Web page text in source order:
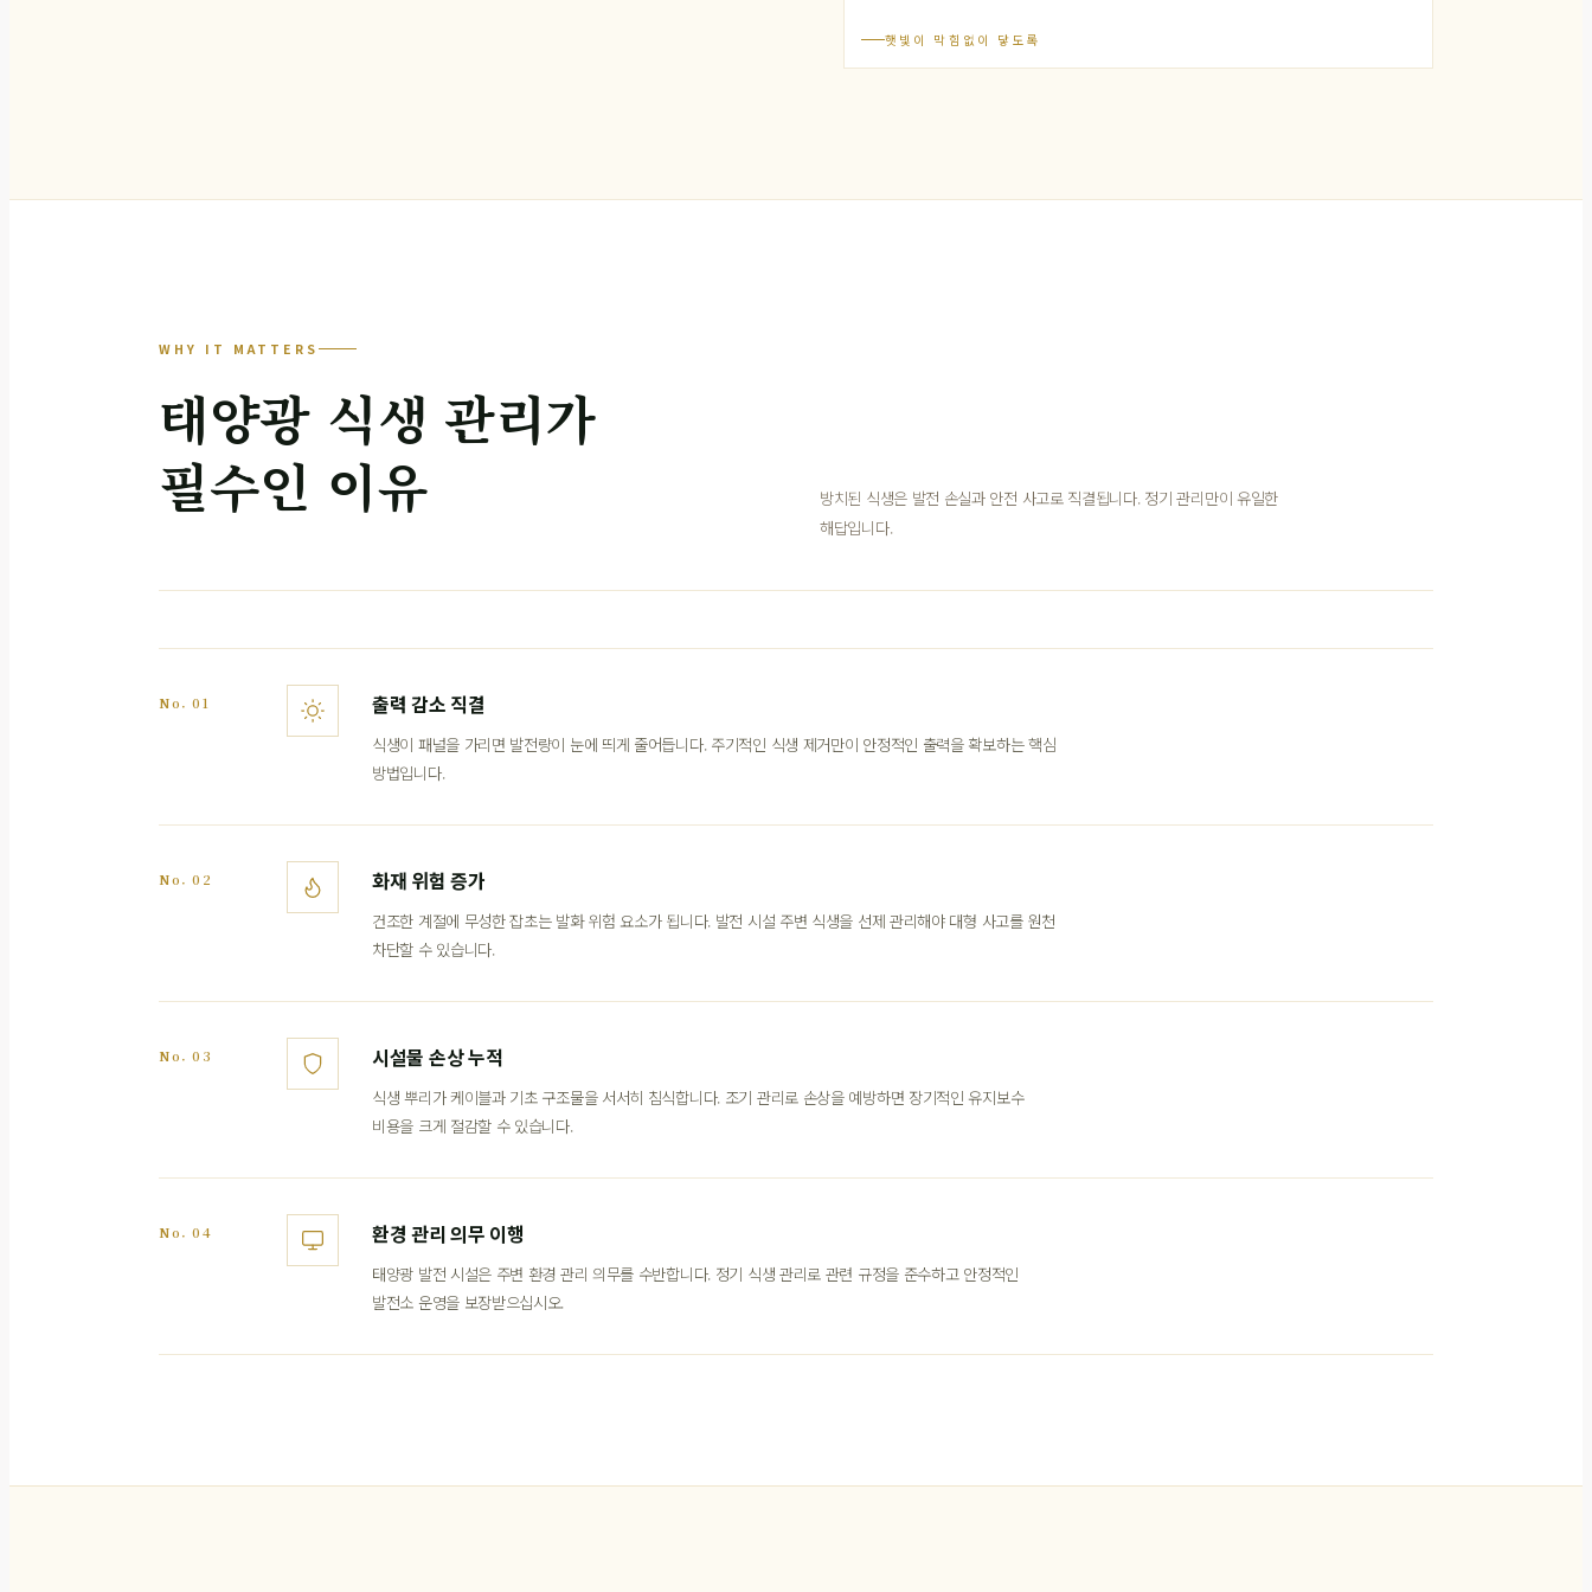
햇빛이 막힘없이 닿도록
WHY IT MATTERS
태양광 식생 관리가
필수인 이유
방치된 식생은 발전 손실과 안전 사고로 직결됩니다. 정기 관리만이 유일한
해답입니다.
No. 01 출력 감소 직결
식생이 패널을 가리면 발전량이 눈에 띄게 줄어듭니다. 주기적인 식생 제거만이 안정적인 출력을 확보하는 핵심
방법입니다.
No. 02 화재 위험 증가
건조한 계절에 무성한 잡초는 발화 위험 요소가 됩니다. 발전 시설 주변 식생을 선제 관리해야 대형 사고를 원천
차단할 수 있습니다.
No. 03 시설물 손상 누적
식생 뿌리가 케이블과 기초 구조물을 서서히 침식합니다. 조기 관리로 손상을 예방하면 장기적인 유지보수
비용을 크게 절감할 수 있습니다.
No. 04 환경 관리 의무 이행
태양광 발전 시설은 주변 환경 관리 의무를 수반합니다. 정기 식생 관리로 관련 규정을 준수하고 안정적인
발전소 운영을 보장받으십시오.